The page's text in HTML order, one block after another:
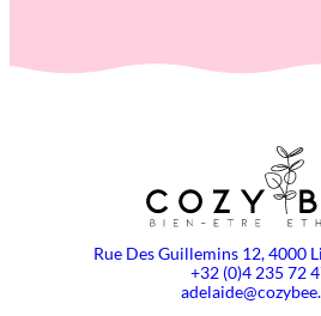
Rue Des Guillemins 12, 4000
+32 (0)4 235 72